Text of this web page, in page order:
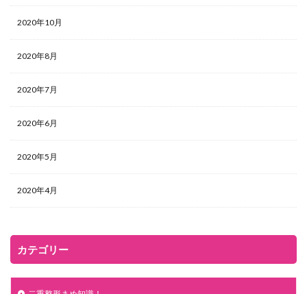
2020年10月
2020年8月
2020年7月
2020年6月
2020年5月
2020年4月
カテゴリー